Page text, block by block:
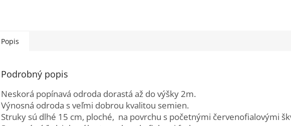
Popis
Podrobný popis
Neskorá popínavá odroda dorastá až do výšky 2m.
Výnosná odroda s veľmi dobrou kvalitou semien.
Struky sú dlhé 15 cm, ploché, na povrchu s početnými červenofialovými